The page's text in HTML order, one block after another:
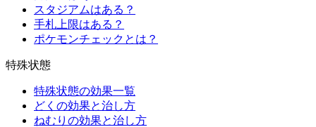
スタジアムはある？
手札上限はある？
ポケモンチェックとは？
特殊状態
特殊状態の効果一覧
どくの効果と治し方
ねむりの効果と治し方